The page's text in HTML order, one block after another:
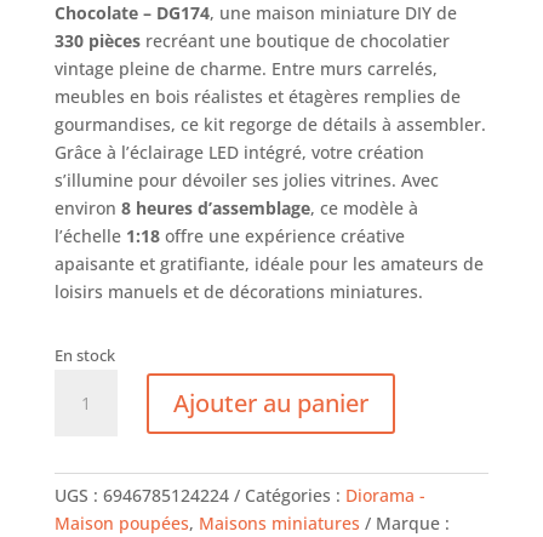
Chocolate – DG174, une maison miniature DIY de
330 piècesrecréant une boutique de chocolatier
vintage pleine de charme. Entre murs carrelés,
meubles en bois réalistes et étagères remplies de
gourmandises, ce kit regorge de détails à assembler.
Grâce à l’éclairage LED intégré, votre création
s’illumine pour dévoiler ses jolies vitrines. Avec
environ 8 heures d’assemblage, ce modèle à
l’échelle 1:18offre une expérience créative
apaisante et gratifiante, idéale pour les amateurs de
loisirs manuels et de décorations miniatures.
En stock
-
Rolife
Ajouter au panier
UGS : 6946785124224 Catégories : Diorama -
Maison poupées, Maisons miniatures
Marque :